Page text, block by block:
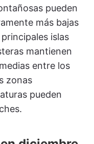
pueden
más bajas
islas
mantienen
entre los
zonas
pueden